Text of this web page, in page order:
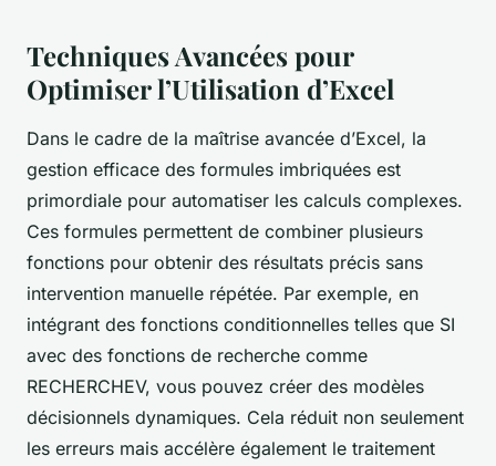
Techniques Avancées pour
Optimiser l’Utilisation d’Excel
Dans le cadre de la maîtrise avancée d’Excel, la
gestion efficace des formules imbriquées est
primordiale pour automatiser les calculs complexes.
Ces formules permettent de combiner plusieurs
fonctions pour obtenir des résultats précis sans
intervention manuelle répétée. Par exemple, en
intégrant des fonctions conditionnelles telles que SI
avec des fonctions de recherche comme
RECHERCHEV, vous pouvez créer des modèles
décisionnels dynamiques. Cela réduit non seulement
les erreurs mais accélère également le traitement